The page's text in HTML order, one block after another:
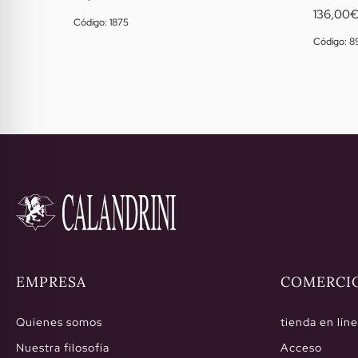
Código: 1875 136,00€
Código:
EMPRESA
Quienes somos
Nuestra filosofía
tienda en
Acceso